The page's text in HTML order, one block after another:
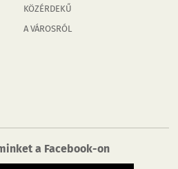
KÖZÉRDEKŰ
A VÁROSRÓL
a Facebook-on